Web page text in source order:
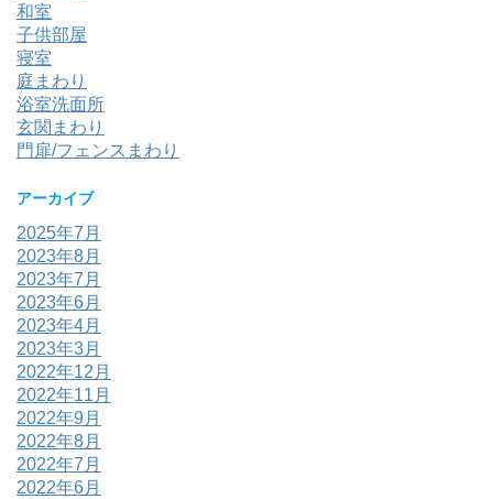
和室
子供部屋
寝室
庭まわり
浴室洗面所
玄関まわり
門扉/フェンスまわり
アーカイブ
2025年7月
2023年8月
2023年7月
2023年6月
2023年4月
2023年3月
2022年12月
2022年11月
2022年9月
2022年8月
2022年7月
2022年6月